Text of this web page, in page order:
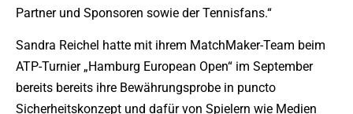
Partner und Sponsoren sowie der Tennisfans.“
Sandra Reichel hatte mit ihrem MatchMaker-Team beim
ATP-Turnier „Hamburg European Open“ im September
bereits bereits ihre Bewährungsprobe in puncto
Sicherheitskonzept und dafür von Spielern wie Medien